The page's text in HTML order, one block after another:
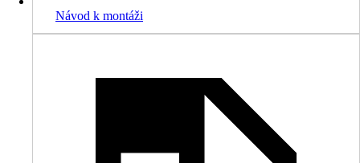
Návod k montáži